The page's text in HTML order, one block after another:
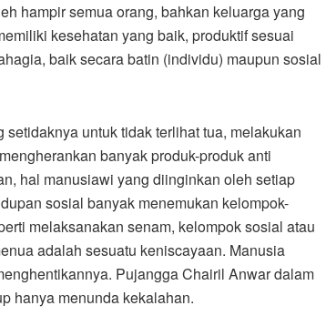
hampir semua orang, bahkan keluarga yang
kesehatan yang baik, produktif sesuai
baik secara batin (individu) maupun sosial
untuk tidak terlihat tua, melakukan
banyak produk-produk anti
hal manusiawi yang diinginkan oleh setiap
sosial banyak menemukan kelompok-
melaksanakan senam, kelompok sosial atau
adalah sesuatu keniscayaan. Manusia
Pujangga Chairil Anwar dalam
hanya menunda kekalahan.